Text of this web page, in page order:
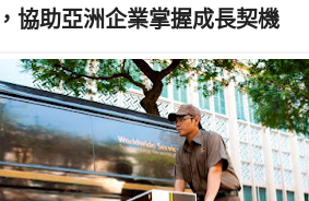
協助亞洲企業掌握成長契機